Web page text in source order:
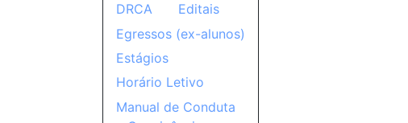
DRCA
Editais
Egressos (ex-alunos)
Estágios
Horário Letivo
Manual de Conduta